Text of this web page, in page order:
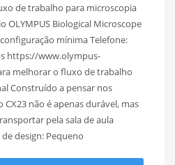
de trabalho para microscopia
OLYMPUS Biological Microscope
mínima Telefone:
https://www.olympus-
melhorar o fluxo de trabalho
Construído a pensar nos
não é apenas durável, mas
pela sala de aula
design: Pequeno